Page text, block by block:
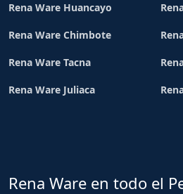
Rena Ware Huancayo
Rena Ware Chimbote
Rena Ware Tacna
Rena Ware Juliaca
Rena Ware en todo el